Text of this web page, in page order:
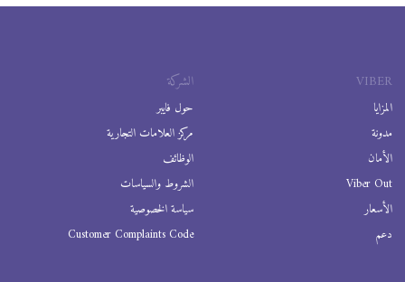
VIBER
المزايا
مدونة
الأمان
Viber Out
الأسعار
دعم
الشركة
حول فايبر
مركز العلامات التجارية
الوظائف
الشروط والسياسات
سياسة الخصوصية
Customer Complaints Code